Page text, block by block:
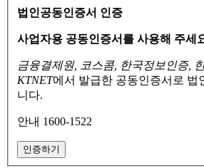
법인공동인증서 인증
사업자용 공동인증서를 사용해 주세
금융결제원, 코스콤, 한국정보인증,
KTNET에서 발급한 공동인증서로 법
니다.
안내 1600-1522
인증하기